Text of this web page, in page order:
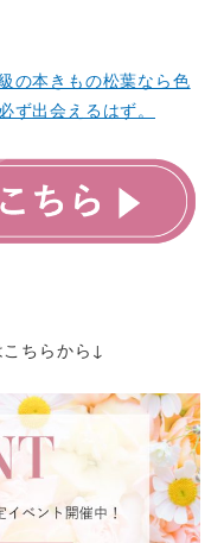
の本きもの松葉なら色
出会えるはず。
ちらから↓